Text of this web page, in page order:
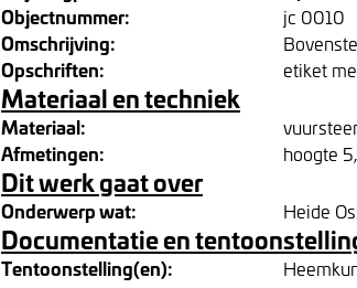
Objectnummer: jc 0010
Omschrijving:
Opschriften: etiket
Materiaal en techniek
Materiaal:
Afmetingen: hoogte
Dit werk gaat over
Onderwerp wat: Heide
Documentatie en
Tentoonstelling(en):